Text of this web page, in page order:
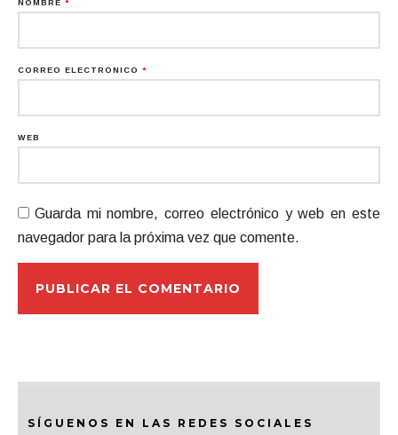
NOMBRE *
CORREO ELECTRÓNICO *
WEB
Guarda mi nombre, correo electrónico y web en este
navegador para la próxima vez que comente.
SÍGUENOS EN LAS REDES SOCIALES